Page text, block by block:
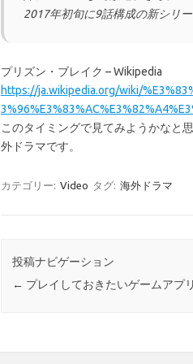
2017年初旬に9話構成の新シリー
プリズン・ブレイク – Wikipedia
https://ja.wikipedia.org/wiki/
このタイミングで見てみようかなと
外ドラマです。
カテゴリー: Video タグ: 海外ドラマ
投稿ナビゲーション
← プレイしておきたいゲームアプ